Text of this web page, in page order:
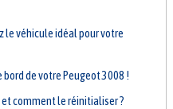
le véhicule idéal pour votre
de votre Peugeot 3008 !
comment le réinitialiser ?